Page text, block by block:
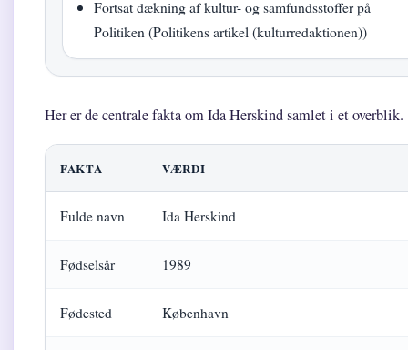
Fortsat dækning af kultur- og samfundsstoffer på
Politiken (Politikens artikel (kulturredaktionen))
Her er de centrale fakta om Ida Herskind samlet i et overblik.
FAKTA VÆRDI
Fulde navn Ida Herskind
Fødselsår 1989
Fødested København